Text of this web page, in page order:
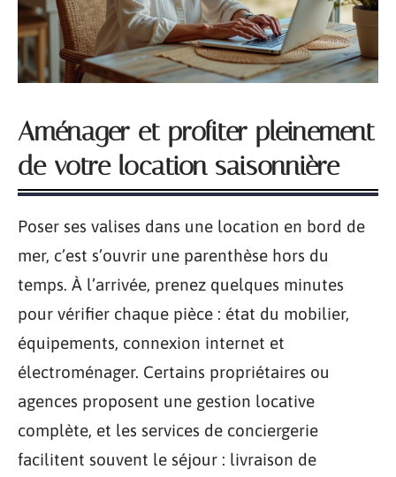
Aménager et profiter pleinement
de votre location saisonnière
Poser ses valises dans une location en bord de
mer, c’est s’ouvrir une parenthèse hors du
temps. À l’arrivée, prenez quelques minutes
pour vérifier chaque pièce : état du mobilier,
équipements, connexion internet et
électroménager. Certains propriétaires ou
agences proposent une gestion locative
complète, et les services de conciergerie
facilitent souvent le séjour : livraison de